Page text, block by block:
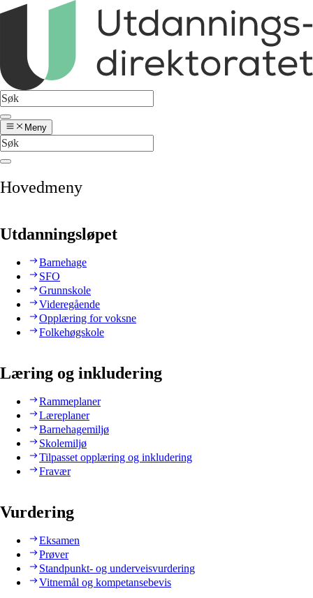
Meny
Hovedmeny
Utdanningsløpet
Barnehage
SFO
Grunnskole
Videregående
Opplæring for voksne
Folkehøgskole
Læring og inkludering
Rammeplaner
Læreplaner
Barnehagemiljø
Skolemiljø
Tilpasset opplæring og inkludering
Fravær
Vurdering
Eksamen
Prøver
Standpunkt- og underveisvurdering
Vitnemål og kompetansebevis